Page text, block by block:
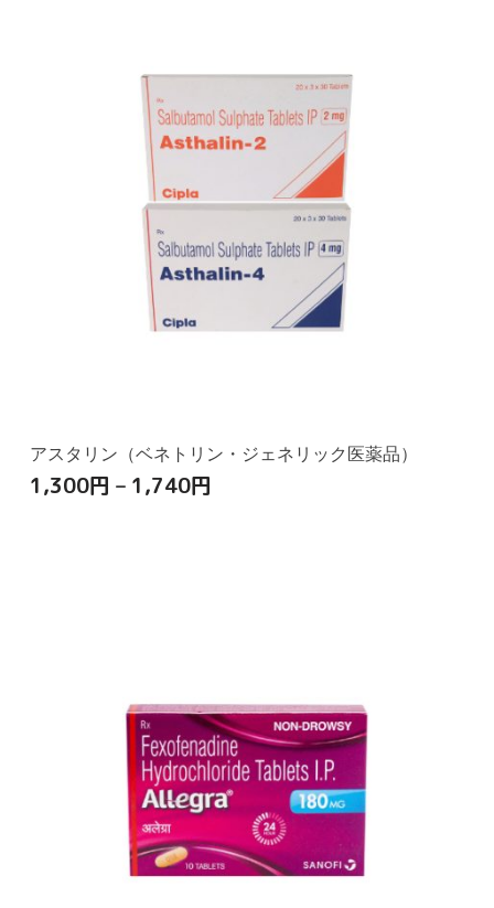
アスタリン（ベネトリン・ジェネリック医薬品）
1,300円 – 1,740円